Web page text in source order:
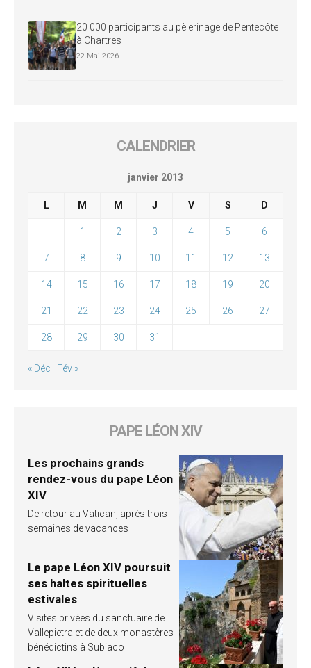
20 000 participants au pèlerinage de Pentecôte
à Chartres
22 Mai 2026
CALENDRIER
janvier 2013
L M M J V S D
1 2 3 4 5 6
7 8 9 10 11 12 13
14 15 16 17 18 19 20
21 22 23 24 25 26 27
28 29 30 31
« Déc Fév »
PAPE LÉON XIV
Les prochains grands
rendez-vous du pape Léon
XIV
De retour au Vatican, après trois
semaines de vacances
Le pape Léon XIV poursuit
ses haltes spirituelles
estivales
Visites privées du sanctuaire de
Vallepietra et de deux monastères
bénédictins à Subiaco